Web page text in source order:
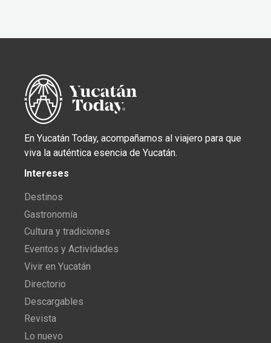
En Yucatán Today, acompañamos al viajero para que
viva la auténtica esencia de Yucatán.
Intereses
Destinos
Gastronomía
Cultura y tradiciones
Eventos y Actividades
Vivir en Yucatán
Directorio
Descargables
Revista
Lo nuevo